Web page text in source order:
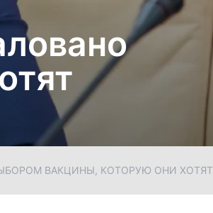
ВАКЦИНЫ, КОТОРУЮ ОНИ ХОТЯТ